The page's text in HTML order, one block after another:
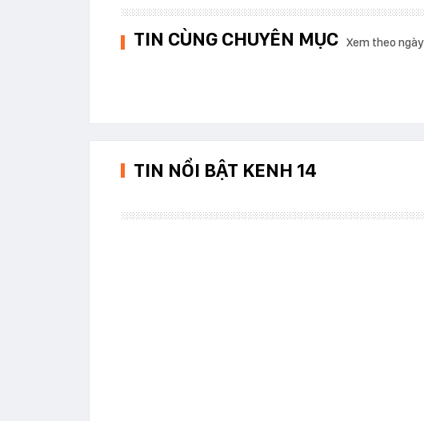
TIN CÙNG CHUYÊN MỤC Xem theo ngày
TIN NỔI BẬT KENH 14